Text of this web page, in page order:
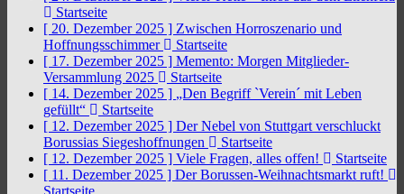
Startseite
[ 20. Dezember 2025 ] Zwischen Horroszenario und
Hoffnungsschimmer
Startseite
[ 17. Dezember 2025 ] Memento: Morgen Mitglieder-
Versammlung 2025
Startseite
[ 14. Dezember 2025 ] „Den Begriff `Verein´ mit Leben
gefüllt“
Startseite
[ 12. Dezember 2025 ] Der Nebel von Stuttgart verschluckt
Borussias Siegeshoffnungen
Startseite
[ 12. Dezember 2025 ] Viele Fragen, alles offen!
Startseite
[ 11. Dezember 2025 ] Der Borussen-Weihnachtsmarkt ruft!
Startseite